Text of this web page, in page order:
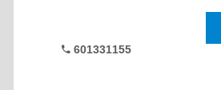
601331155